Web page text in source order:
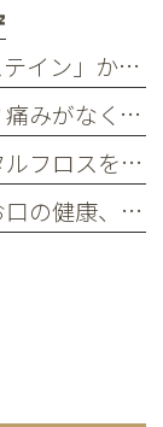
歯に黒い線が…それ、「ブラックステイン」かもしれません！
歯磨きで歯茎から血が出る原因は？痛みがなくても受診すべき判断基準
歯ブラシだけでは足りない？デンタルフロスを使うメリット
新学期前にチェック！お子さんのお口の健康、大丈夫？